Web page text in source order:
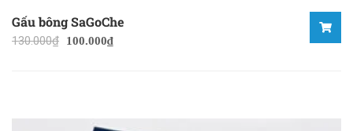
Gấu bông SaGoChe
130.000₫ 100.000₫